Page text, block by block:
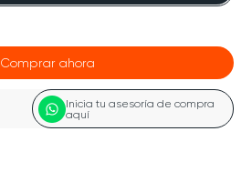
Comprar ahora
Inicia tu asesoría de compra
aquí